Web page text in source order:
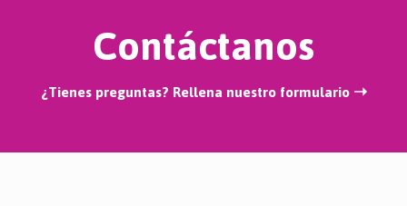
Contáctanos
¿Tienes preguntas? Rellena nuestro formulario ➝